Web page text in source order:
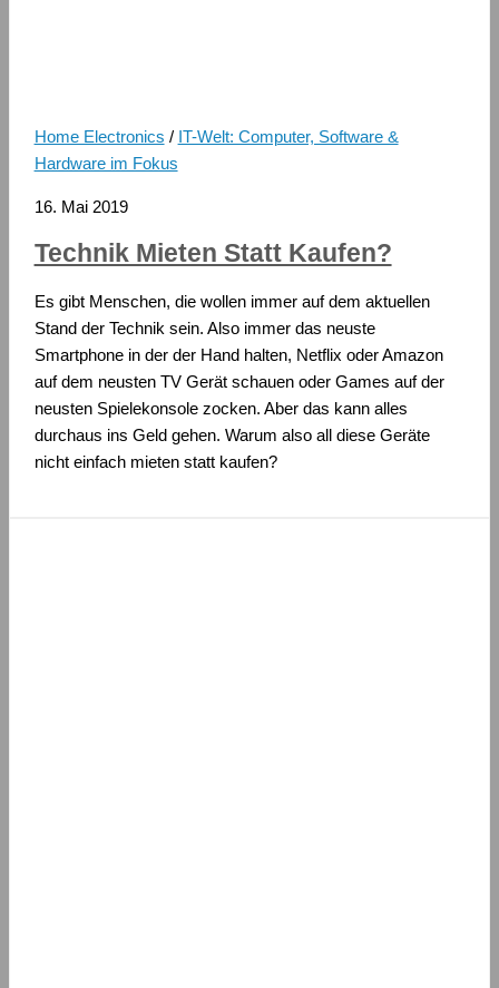
Home Electronics / IT-Welt: Computer, Software &
Hardware im Fokus
16. Mai 2019
Technik Mieten Statt Kaufen?
Es gibt Menschen, die wollen immer auf dem aktuellen
Stand der Technik sein. Also immer das neuste
Smartphone in der der Hand halten, Netflix oder Amazon
auf dem neusten TV Gerät schauen oder Games auf der
neusten Spielekonsole zocken. Aber das kann alles
durchaus ins Geld gehen. Warum also all diese Geräte
nicht einfach mieten statt kaufen?